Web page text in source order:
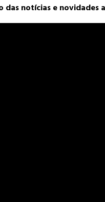
das notícias e novidades